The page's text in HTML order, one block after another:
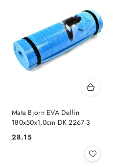
Mata Bjorn EVA Delfin
180x50x1,0cm DK 2267-3
Cena:
28.15